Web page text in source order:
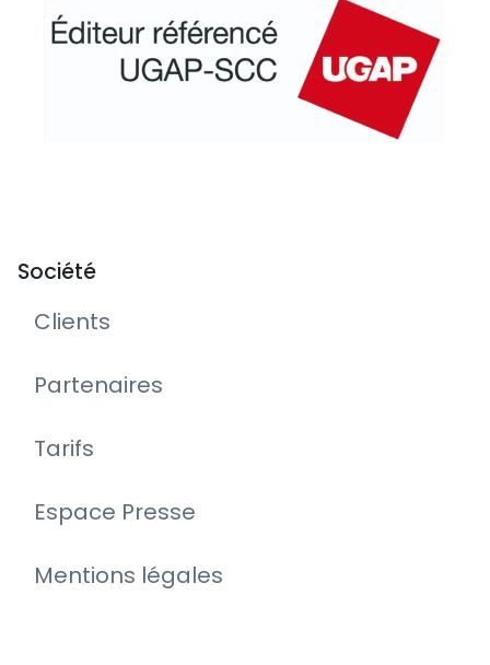
Société
Clients
Partenaires
Tarifs
Espace Presse
Mentions légales